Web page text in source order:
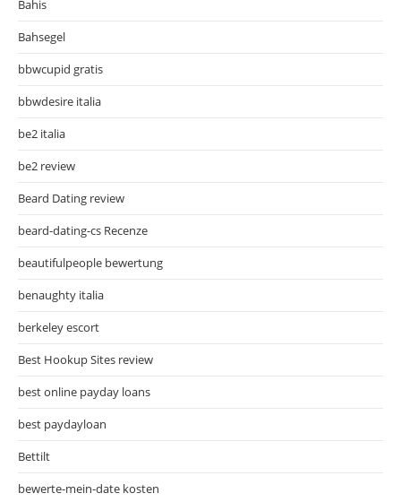
Bahis
Bahsegel
bbwcupid gratis
bbwdesire italia
be2 italia
be2 review
Beard Dating review
beard-dating-cs Recenze
beautifulpeople bewertung
benaughty italia
berkeley escort
Best Hookup Sites review
best online payday loans
best paydayloan
Bettilt
bewerte-mein-date kosten